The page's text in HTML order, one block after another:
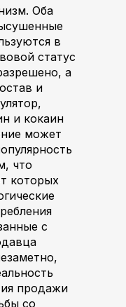
Оба
в
статус
а
и
и кокаин
может
что
которых
с
продажи
со